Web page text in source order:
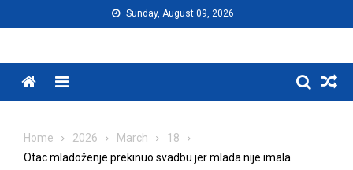
to
Sunday, August 09, 2026
Menu
Home 2026 March
18
Otac mladoženje prekinuo svadbu jer mlada nije imala